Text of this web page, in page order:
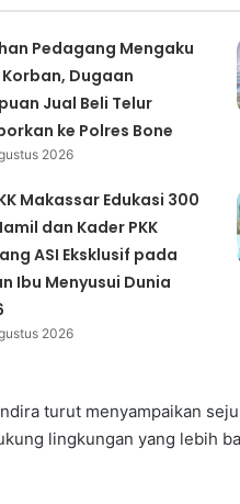
Pedagang Mengaku
Dugaan
Jual Beli Telur
ke Polres Bone
2026
Makassar Edukasi 300
dan Kader PKK
ASI Eksklusif pada
Ibu Menyusui Dunia
2026
turut menyampaikan
lingkungan yang lebih